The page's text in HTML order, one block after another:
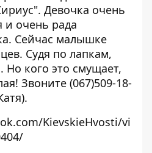
Девочка очень
и очень рада
Сейчас малышке
Судя по лапкам,
Но кого это смущает,
Звоните (067)509-18-
).
KievskieHvosti/vi